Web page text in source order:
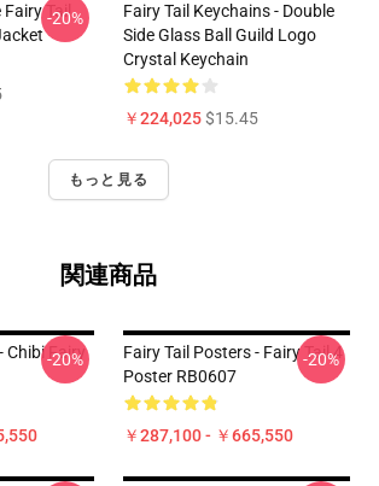
Tail
-20%
Fairy Tail Keychains - Double
Side Glass Ball Guild Logo
Crystal Keychain
￥224,025$15.45
もっと見る
関連商品
Chibi Fairy
-20%
Fairy Tail Posters - Fairy Tail 4
Poster RB0607
￥287,100 - ￥665,550
-20%